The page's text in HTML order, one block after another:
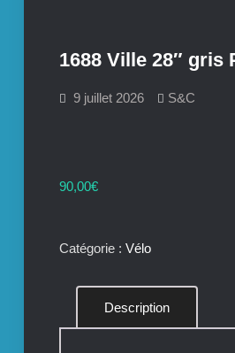
1688 Ville 28″ gris
9 juillet 2026 S&C
90,00€
Catégorie : Vélo
Description